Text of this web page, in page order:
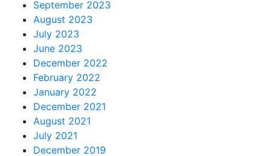
September 2023
August 2023
July 2023
June 2023
December 2022
February 2022
January 2022
December 2021
August 2021
July 2021
December 2019